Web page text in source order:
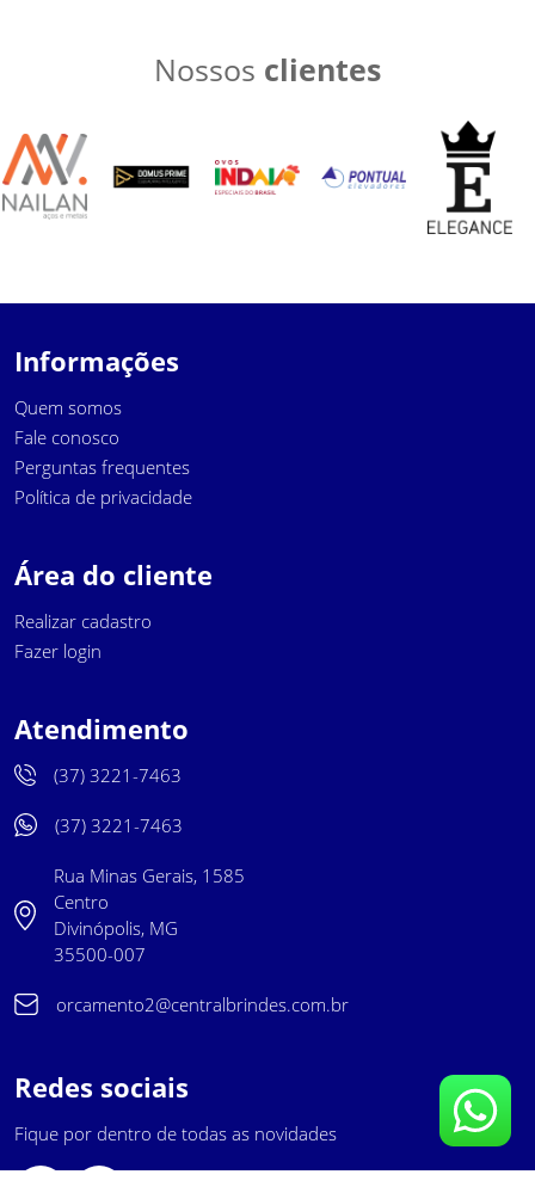
Nossos clientes
Informações
Quem somos
Fale conosco
Perguntas frequentes
Política de privacidade
Área do cliente
Realizar cadastro
Fazer login
Atendimento
(37) 3221-7463
(37) 3221-7463
Rua Minas Gerais, 1585
Centro
Divinópolis, MG
35500-007
orcamento2@centralbrindes.com.br
Redes sociais
Fique por dentro de todas as novidades